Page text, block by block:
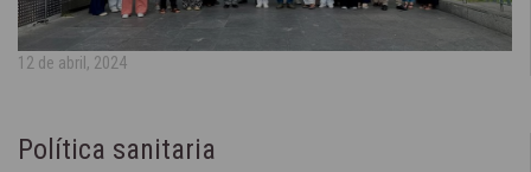
12 de abril, 2024
Política sanitaria